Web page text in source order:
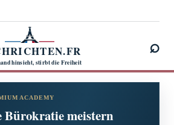
hinsieht, stirbt die Freiheit
⌕
ACADEMY
Bürokratie meistern